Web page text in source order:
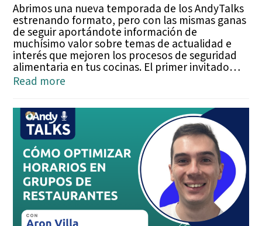
Abrimos una nueva temporada de los AndyTalks
estrenando formato, pero con las mismas ganas
de seguir aportándote información de
muchísimo valor sobre temas de actualidad e
interés que mejoren los procesos de seguridad
alimentaria en tus cocinas. El primer invitado…
Read more